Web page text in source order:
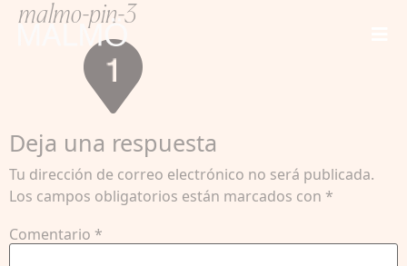
malmo-pin-3
Deja una respuesta
Tu dirección de correo electrónico no será publicada.
Los campos obligatorios están marcados con *
Comentario *